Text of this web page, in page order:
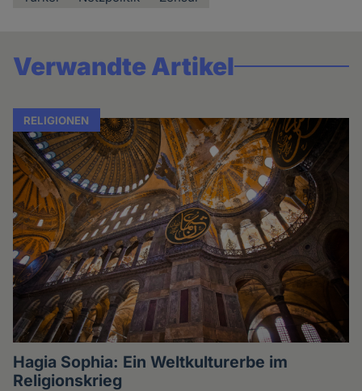
Verwandte Artikel
RELIGIONEN
Hagia Sophia: Ein Weltkulturerbe im
Religionskrieg